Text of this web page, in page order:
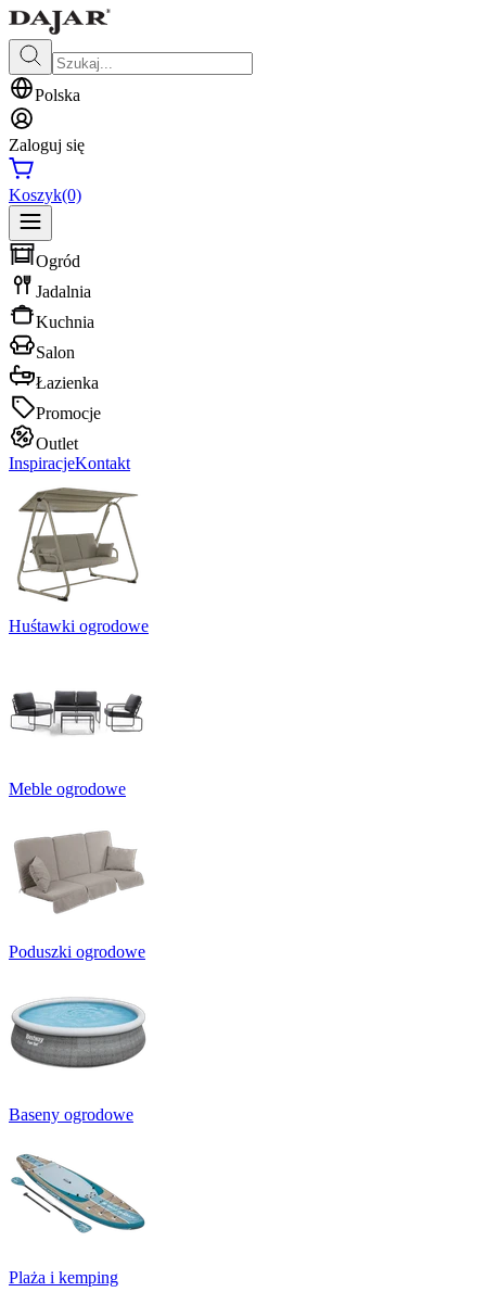
Polska
Zaloguj się
Koszyk(0)
Ogród
Jadalnia
Kuchnia
Salon
Łazienka
Promocje
Outlet
InspiracjeKontakt
Huśtawki ogrodowe
Meble ogrodowe
Poduszki ogrodowe
Baseny ogrodowe
Plaża i kemping